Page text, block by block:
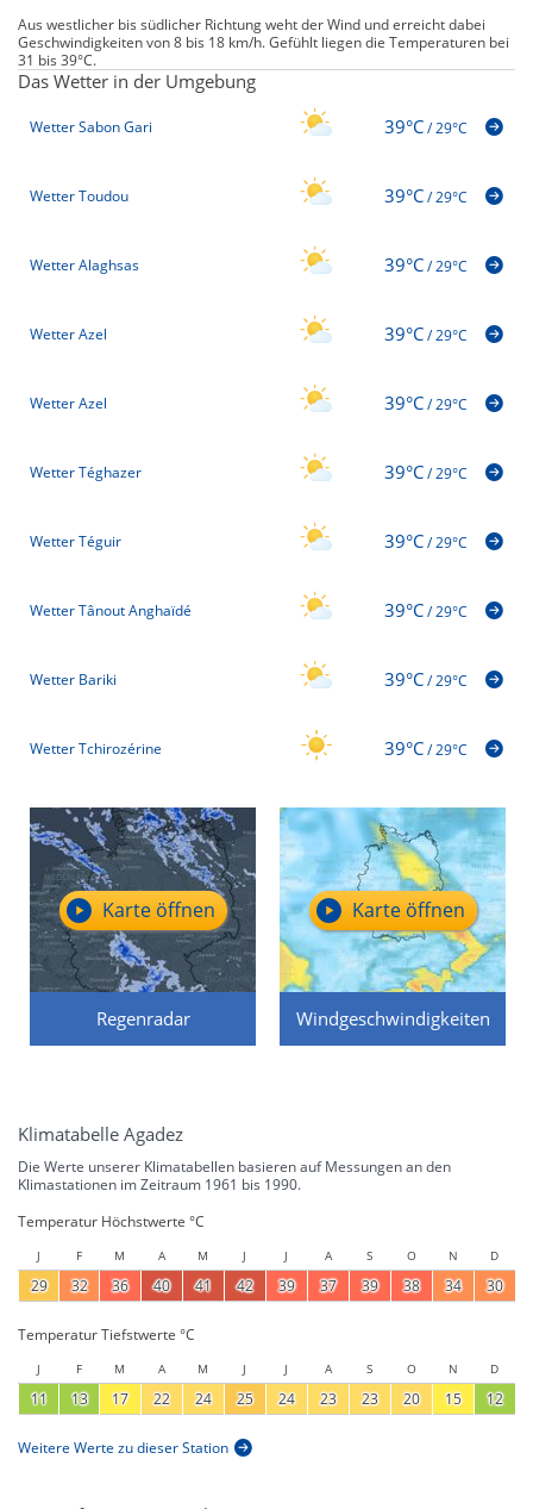
Aus westlicher bis südlicher Richtung weht der Wind und erreicht dabei
Geschwindigkeiten von 8 bis 18 km/h. Gefühlt liegen die Temperaturen bei
31 bis 39°C.
Das Wetter in der Umgebung
Wetter Sabon Gari 39°C/29°C
Wetter Toudou 39°C/29°C
Wetter Alaghsas 39°C/29°C
Wetter Azel 39°C/29°C
Wetter Azel 39°C/29°C
Wetter Téghazer 39°C/29°C
Wetter Téguir 39°C/29°C
Wetter Tânout Anghaïdé 39°C/29°C
Wetter Bariki 39°C/29°C
Wetter Tchirozérine 39°C/29°C
Regenradar
Karte öffnen
Windgeschwindigkeiten
Karte öffnen
Klimatabelle Agadez
Die Werte unserer Klimatabellen basieren auf Messungen an den
Klimastationen im Zeitraum 1961 bis 1990.
Temperatur Höchstwerte °C
J F M A M J J A S O N D
29 32 36 40 41 42 39 37 39 38 34 30
Temperatur Tiefstwerte °C
J F M A M J J A S O N D
11 13 17 22 24 25 24 23 23 20 15 12
Weitere Werte zu dieser Station